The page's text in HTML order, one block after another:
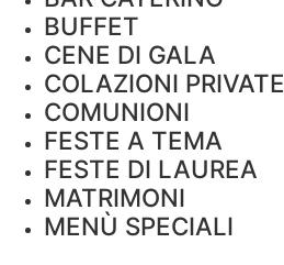
BUFFET
CENE DI GALA
COLAZIONI PRIVATE
COMUNIONI
FESTE A TEMA
FESTE DI LAUREA
MATRIMONI
MENÙ SPECIALI